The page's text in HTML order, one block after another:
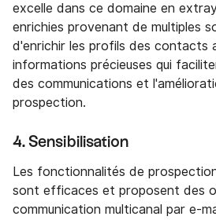
excelle dans ce domaine en
enrichies provenant de multiples
d'enrichir les profils des contacts
informations précieuses qui
des communications et
prospection.
4. Sensibilisation
Les fonctionnalités de
sont efficaces et proposent des
communication multicanal par e-